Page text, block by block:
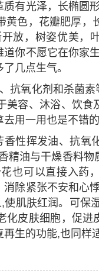
有光泽，长椭圆
色，花瓣肥厚，
放，树姿优美，
你不愿它在你家
几点生气。
抗氧化剂和杀菌
容、沐浴、饮食
用一用也是不错的
香性挥发油、抗氧
精油与干燥香料
也可以直接入药
除紧张不安和心
肌肤红润。可保
皮肤细胞，促
生的功能,也同样